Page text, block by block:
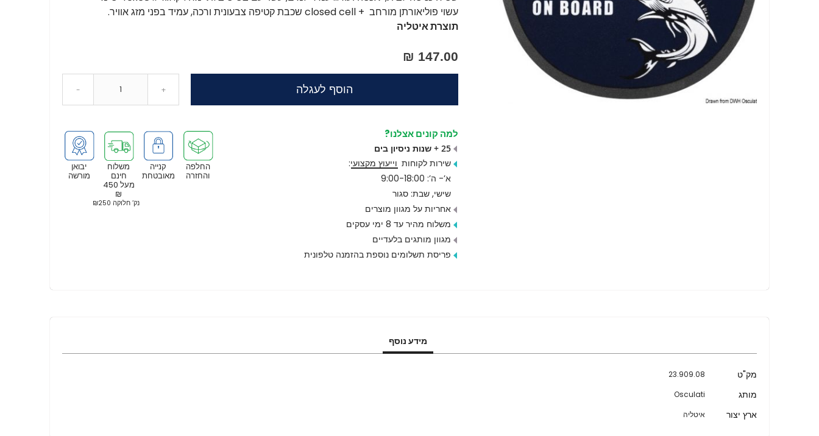
עשוי פוליאורתן מורחב + closed cell שכבת קטיפה צבעונית ורכה, עמיד בפני מזג אוויר.
תוצרת איטליה
147.00 ₪
- + הוסף לעגלה
יבואן
מורשה
משלוח
חינם
מעל 450
₪
נק’ חלוקה ₪250
קנייה
מאובטחת
החלפה
והחזרה
למה קונים אצלנו?
25 + שנות ניסיון בים
שירות לקוחות וייעוץ מקצועי:
א’- ה’: 9:00-18:00
שישי, שבת: סגור
אחריות על מגוון מוצרים
משלוח מהיר עד 8 ימי עסקים
מגוון מותגים בלעדיים
פריסת תשלומים נוספת בהזמנה טלפונית
מידע נוסף
מידע
נוסף
מק"ט 23.909.08
מותג Osculati
ארץ יצור איטליה